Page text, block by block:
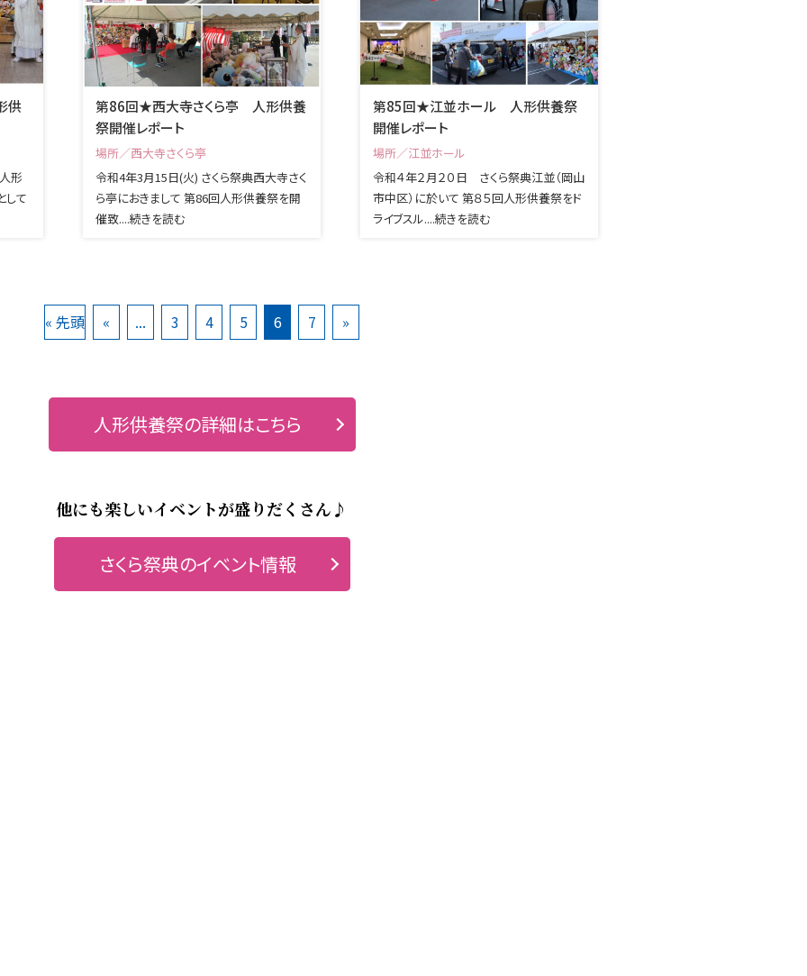
供
形
して
第86回★西大寺さくら亭 人形供養
祭開催レポート
場所／西大寺さくら亭
令和4年3月15日(火) さくら祭典西大寺さく
ら亭におきまして 第86回人形供養祭を開
催致....続きを読む
第85回★江並ホール 人形供養祭
開催レポート
場所／江並ホール
令和４年２月２０日 さくら祭典江並（岡山
市中区）に於いて 第８５回人形供養祭をド
ライブスル....続きを読む
« 先頭 « ... 3 4 5 6 7 »
人形供養祭の詳細はこちら
他にも楽しいイベントが盛りだくさん♪
さくら祭典のイベント情報